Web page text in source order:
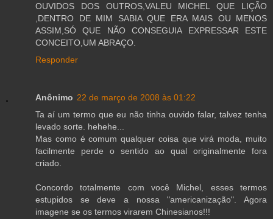
OUVIDOS DOS OUTROS,VALEU MICHEL QUE LIÇÃO
,DENTRO DE MIM SABIA QUE ERA MAIS OU MENOS
ASSIM,SÓ QUE NÃO CONSEGUIA EXPRESSAR ESTE
CONCEITO,UM ABRAÇO.
Responder
Anônimo 22 de março de 2008 às 01:22
Ta aí um termo que eu não tinha ouvido falar, talvez tenha
levado sorte. hehehe...
Mas como é comum qualquer coisa que virá moda, muito
facilmente perde o sentido ao qual originalmente fora
criado.
Concordo totalmente com você Michel, esses termos
estupidos se deve a nossa "americanização". Agora
imagene se os termos virarem Chinesianos!!!